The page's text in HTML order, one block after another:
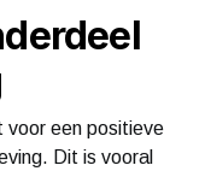
voor een positieve
Dit is vooral